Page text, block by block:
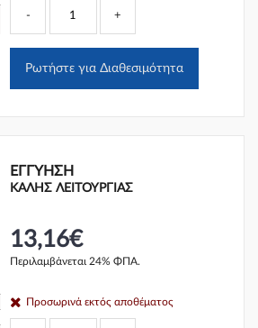
- +
Ρωτήστε για Διαθεσιμότητα
ΕΓΓΎΗΣΗ
ΚΑΛΗΣ ΛΕΙΤΟΥΡΓΙΑΣ
13,16€
Περιλαμβάνεται 24% ΦΠΑ.
Προσωρινά εκτός αποθέματος